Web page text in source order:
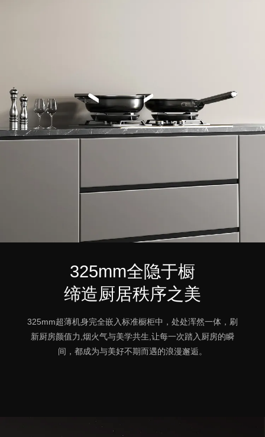
325mm全隐于橱
缔造厨居秩序之美
325mm超薄机身完全嵌入标准橱柜中，处处浑然一体，刷
新厨房颜值力,烟火气与美学共生,让每一次踏入厨房的瞬
间，都成为与美好不期而遇的浪漫邂逅。